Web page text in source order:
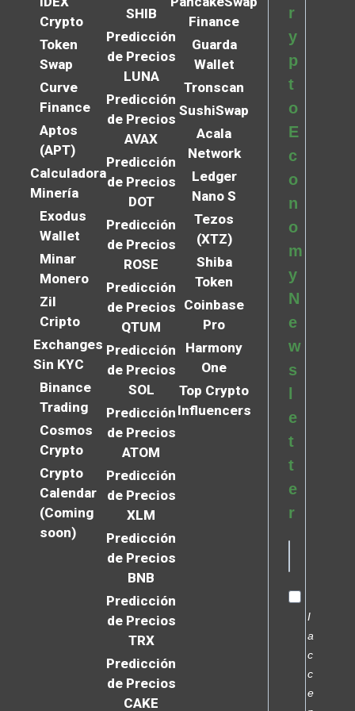
Crypto
Token
Swap
Curve
Finance
Aptos
(APT)
Calculadora
Minería
Exodus
Wallet
Minar
Monero
Zil
Cripto
Exchanges
Sin KYC
Binance
Trading
Cosmos
Crypto
Crypto
Calendar
(Coming
soon)
SHIB
Predicción
de Precios
LUNA
Predicción
de Precios
AVAX
Predicción
de Precios
DOT
Predicción
de Precios
ROSE
Predicción
de Precios
QTUM
Predicción
de Precios
SOL
Predicción
de Precios
ATOM
Predicción
de Precios
XLM
Predicción
de Precios
BNB
Predicción
de Precios
TRX
Predicción
de Precios
CAKE
Finance
Guarda
Wallet
Tronscan
SushiSwap
Acala
Network
Ledger
Nano S
Tezos
(XTZ)
Shiba
Token
Coinbase
Pro
Harmony
One
Top Crypto
Influencers
r
y
p
t
o
E
c
o
n
o
m
y
N
e
w
s
e
t
t
e
r
I
a
c
c
e